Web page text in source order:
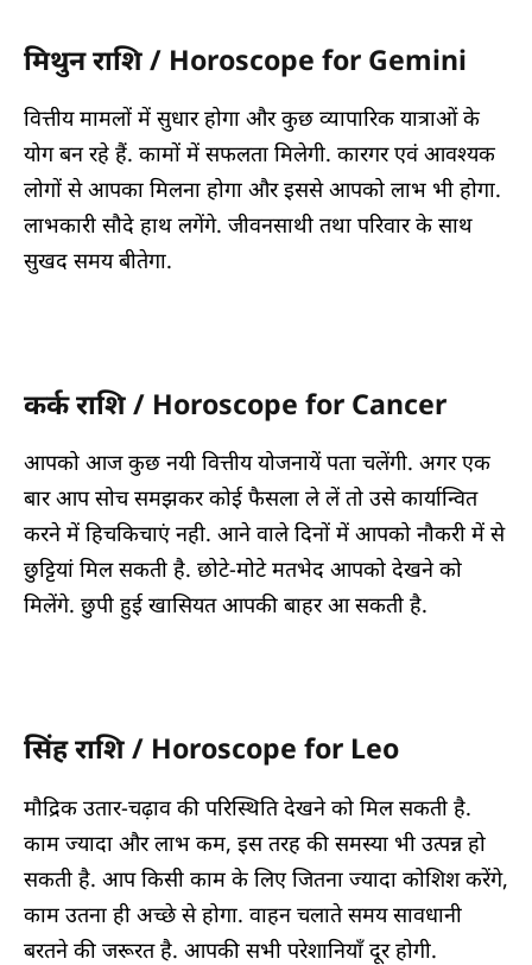
मिथुन राशि / Horoscope for Gemini
वित्तीय मामलों में सुधार होगा और कुछ व्यापारिक यात्राओं के
योग बन रहे हैं. कामों में सफलता मिलेगी. कारगर एवं आवश्यक
लोगों से आपका मिलना होगा और इससे आपको लाभ भी होगा.
लाभकारी सौदे हाथ लगेंगे. जीवनसाथी तथा परिवार के साथ
सुखद समय बीतेगा.
कर्क राशि / Horoscope for Cancer
आपको आज कुछ नयी वित्तीय योजनायें पता चलेंगी. अगर एक
बार आप सोच समझकर कोई फैसला ले लें तो उसे कार्यान्वित
करने में हिचकिचाएं नही. आने वाले दिनों में आपको नौकरी में से
छुट्टियां मिल सकती है. छोटे-मोटे मतभेद आपको देखने को
मिलेंगे. छुपी हुई खासियत आपकी बाहर आ सकती है.
सिंह राशि / Horoscope for Leo
मौद्रिक उतार-चढ़ाव की परिस्थिति देखने को मिल सकती है.
काम ज्यादा और लाभ कम, इस तरह की समस्या भी उत्पन्न हो
सकती है. आप किसी काम के लिए जितना ज्यादा कोशिश करेंगे,
काम उतना ही अच्छे से होगा. वाहन चलाते समय सावधानी
बरतने की जरूरत है. आपकी सभी परेशानियाँ दूर होगी.